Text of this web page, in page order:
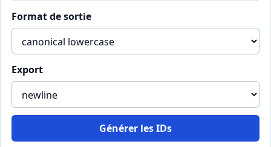
Format de sortie
Export
Générer les IDs